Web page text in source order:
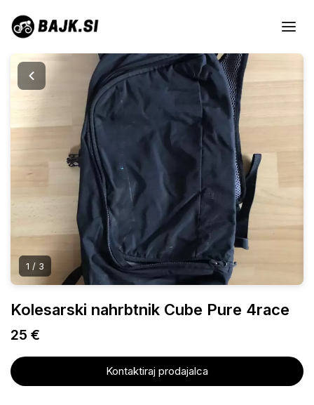
1 / 3
Kolesarski nahrbtnik Cube Pure 4race
25 €
Kontaktiraj prodajalca